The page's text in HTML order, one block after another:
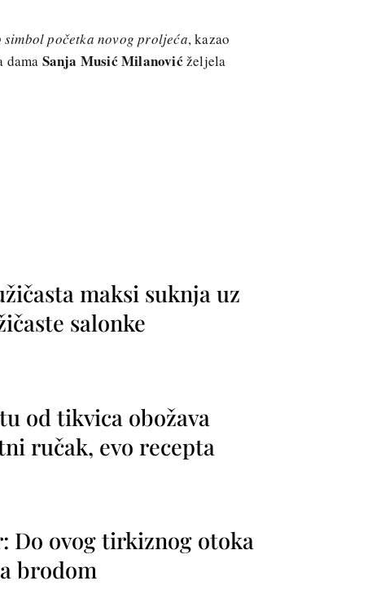
početka novog proljeća, kazao
dama Sanja Musić Milanovićželjela
maksi suknja uz
salonke
od tikvica obožava
ručak, evo recepta
Do ovog tirkiznog otoka
brodom